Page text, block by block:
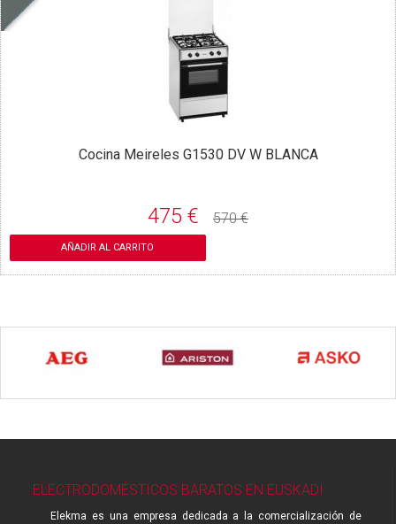
Cocina Meireles G1530 DV W BLANCA
475 € 570 €
AÑADIR AL CARRITO
ELECTRODOMÉSTICOS BARATOS EN EUSKADI
Elekma es una empresa dedicada a la comercialización de